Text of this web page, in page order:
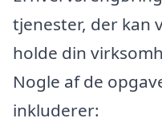
tjenester, der kan
holde din
Nogle af de
inkluderer: